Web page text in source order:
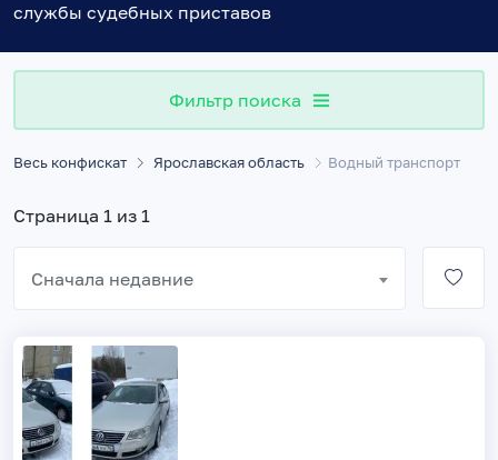
службы судебных приставов
Фильтр поиска
Весь конфискат Ярославская область Водный транспорт
Страница 1 из 1
Сначала недавние